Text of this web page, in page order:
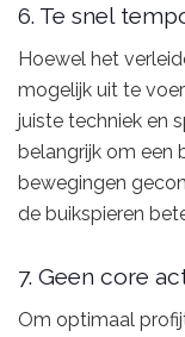
6. Te snel
Hoewel het
mogelijk uit te
juiste techniek en
belangrijk om een
bewegingen
de buikspieren
7. Geen core
Om optimaal